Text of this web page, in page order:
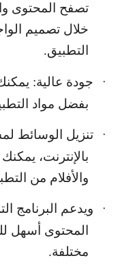
تصفح المحتوى
خلال تصميم
التطبيق.
·
جودة عالية:
بفضل مواد
·
تنزيل الوسائط
بالإنترنت، يمكنك
والأفلام من
·
ويدعم البرنامج
المحتوى أسهل
مختلفة.